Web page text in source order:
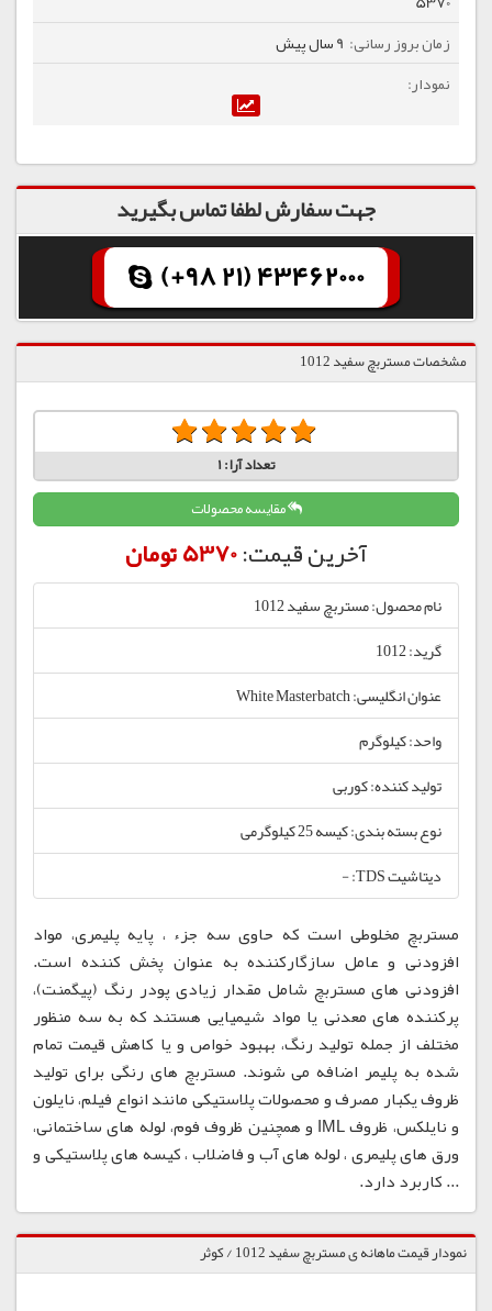
9 سال پیش
جهت سفارش لطفا تماس بگیرید
(+98 21) 43462000
مشخصات مستربچ سفید 1012
تعداد آرا:1
مقایسه محصولات
آخرین قیمت:5370 تومان
نام محصول: مستربچ سفید 1012
گرید: 1012
عنوان انگلیسی: White Masterbatch
واحد: کیلوگرم
تولید کننده: کوربی
نوع بسته بندی: کیسه 25 کیلوگرمی
دیتاشیت TDS: -
مستربچ مخلوطی است که حاوی سه جزء ، پایه پلیمری، مواد
افزودنی و عامل سازگارکننده به عنوان پخش کننده است.
افزودنی های مستربچ شامل مقدار زیادی پودر رنگ (پیگمنت)،
پرکننده های معدنی یا مواد شیمیایی هستند که به سه منظور
مختلف از جمله تولید رنگ، بهبود خواص و یا کاهش قیمت تمام
شده به پلیمر اضافه می شوند. مستربچ های رنگی برای تولید
ظروف یکبار مصرف و محصولات پلاستیکی مانند انواع فیلم، نایلون
و نایلکس، ظروف IML و همچنین ظروف فوم، لوله های ساختمانی،
ورق های پلیمری ، لوله های آب و فاضلاب ، کیسه های پلاستیکی و
... کاربرد دارد.
نمودار قیمت ماهانه ی مستربچ سفید 1012 / کوثر